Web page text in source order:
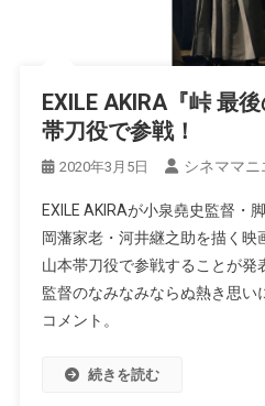
EXILE AKIRA『峠 最
帯刀役で参戦！
2020年3月5日 シネママニ
EXILE AKIRAが小泉堯史監督・
岡藩家老・河井継之助を描く映
山本帯刀役で参戦することが発
監督のなみなみならぬ熱き思い
コメント。
続きを読む